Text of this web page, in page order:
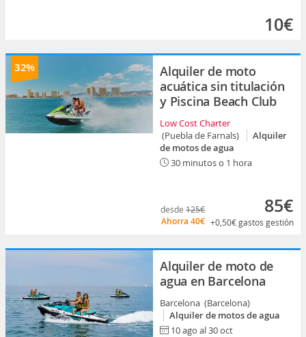
10€
32%
Alquiler de moto
acuática sin titulación
y Piscina Beach Club
Low Cost Charter
(Puebla de Farnals)
Alquiler
de motos de agua
30 minutos o 1 hora
desde 125€
Ahorra 40€
85€
+0,50€gastos gestión
Alquiler de moto de
agua en Barcelona
Barcelona (Barcelona)
Alquiler de motos de agua
10 ago al 30 oct